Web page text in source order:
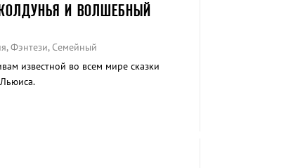
И ВОЛШЕБНЫЙ
Фэнтези, Семейный
известной во всем мире сказки